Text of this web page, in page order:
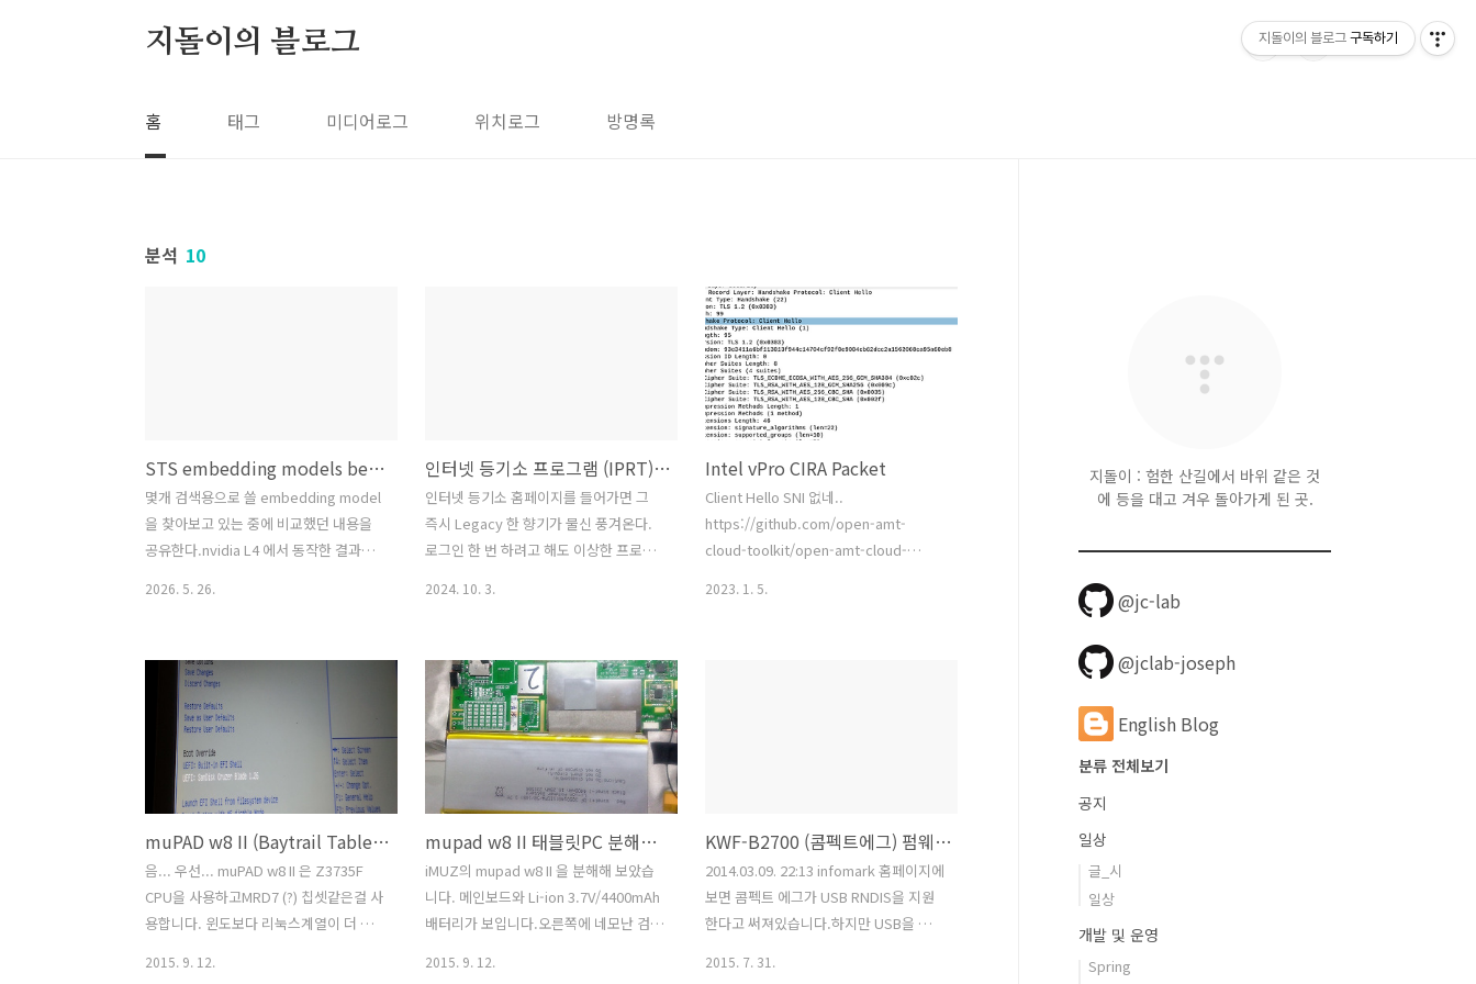
지돌이의 블로그
홈 태그 미디어로그 위치로그 방명록
분석 10
STS embedding models benchmark
몇개 검색용으로 쓸 embedding model
을 찾아보고 있는 중에 비교했던 내용을
공유한다.nvidia L4 에서 동작한 결과이
stsEnglish(STS-B
val)15000.776231.88846672655.790.02125jhgan/ko-
sbert-stsKorean(KLUE-STS
val)5190.78638.26201842443.120.01592snunlp/KR-
SBERT-V40K-klueNLI-
augSTSEnglish(STS-B
val)15000.629235.901032232875.460.02393snunlp/KR-
SBERT-V40K-k..
2026. 5. 26.
인터넷 등기소 프로그램 (IPRT) 분석
인터넷 등기소 홈페이지를 들어가면 그
즉시 Legacy 한 향기가 물신 풍겨온다.
로그인 한 번 하려고 해도 이상한 프로그
뽑는데 카페에서 수 십 분을 삽질한 기억
이 있다. 이거를 headless 로 자동화 해
볼까 싶어 잠깐 시도하다 말았었는데 오
늘 쉬는 날인 김에 기록해본다.. 등기 열
람/발급 시 브라우저에서는
"iprtcrsigmprintxctrl:///?
registappQ2..." 와 같은 URL 을 호출하
고, windows 레지스트리에 등록된 핸들
러를 통해 "C:\Program Files
(x86)\markany\maepscourt\IPRTCrsIgmPrintXCtrl...
2024. 10. 3.
Intel vPro CIRA Packet
Client Hello SNI 없네..
https://github.com/open-amt-
cloud-toolkit/open-amt-cloud-
2023. 1. 5.
muPAD w8 II (Baytrail Tablet) 에 Ubuntu 설치하기
음... 우선... muPAD w8 II 은 Z3735F
CPU을 사용하고MRD7 (?) 칩셋같은걸 사
용합니다. 윈도보다 리눅스계열이 더 빠
2015. 9. 12.
mupad w8 II 태블릿PC 분해기 & USB추가
iMUZ의 mupad w8 II 을 분해해 보았습
니다. 메인보드와 Li-ion 3.7V/4400mAh
배터리가 보입니다.오른쪽에 네모난 검정
2015. 9. 12.
KWF-B2700 (콤펙트에그) 펌웨어 분석... 4차(USB RNDIS)
2014.03.09. 22:13 infomark 홈페이지에
보면 콤펙트 에그가 USB RNDIS을 지원
한다고 써져있습니다.하지만 USB을 컴퓨
2015. 7. 31.
지돌이 : 험한 산길에서 바위 같은 것
에 등을 대고 겨우 돌아가게 된 곳.
@jc-lab
@jclab-joseph
English Blog
분류 전체보기
공지
일상
글_시
일상
개발 및 운영
Spring
지돌이의 블로그 구독하기